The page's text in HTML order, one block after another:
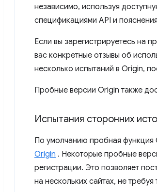
независимо, используя
спецификациями API и
Если вы зарегистрируетесь на
вас конкретные отзывы об
несколько испытаний в Origin,
Пробные версии Origin также
Испытания сторонних
По умолчанию пробная функция
Origin . Некоторые пробные
регистрации. Это позволяет
на нескольких сайтах, не